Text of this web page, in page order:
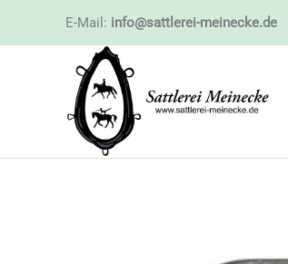
E-Mail: info@sattlerei-meinecke.de